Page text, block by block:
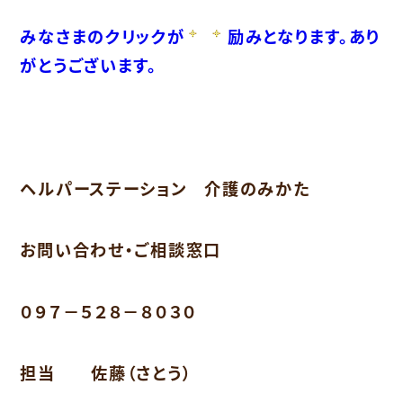
みなさまのクリックが
励みとなります。あり
がとうございます。
ヘルパーステーション 介護のみかた
お問い合わせ・ご相談窓口
０９７－５２８－８０３０
担当 佐藤（さとう）